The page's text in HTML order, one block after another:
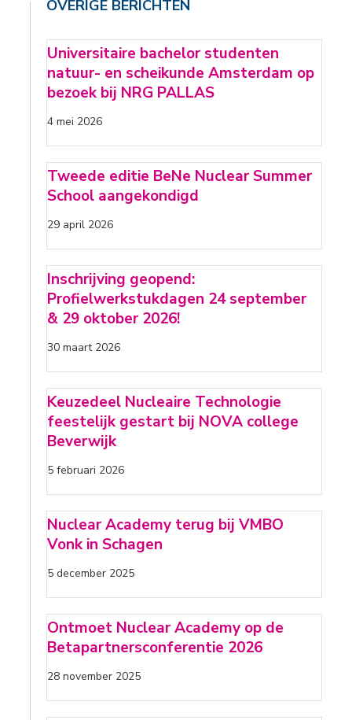
OVERIGE BERICHTEN
Universitaire bachelor studenten
natuur- en scheikunde Amsterdam op
bezoek bij NRG PALLAS
4 mei 2026
Tweede editie BeNe Nuclear Summer
School aangekondigd
29 april 2026
Inschrijving geopend:
Profielwerkstukdagen 24 september
& 29 oktober 2026!
30 maart 2026
Keuzedeel Nucleaire Technologie
feestelijk gestart bij NOVA college
Beverwijk
5 februari 2026
Nuclear Academy terug bij VMBO
Vonk in Schagen
5 december 2025
Ontmoet Nuclear Academy op de
Betapartnersconferentie 2026
28 november 2025